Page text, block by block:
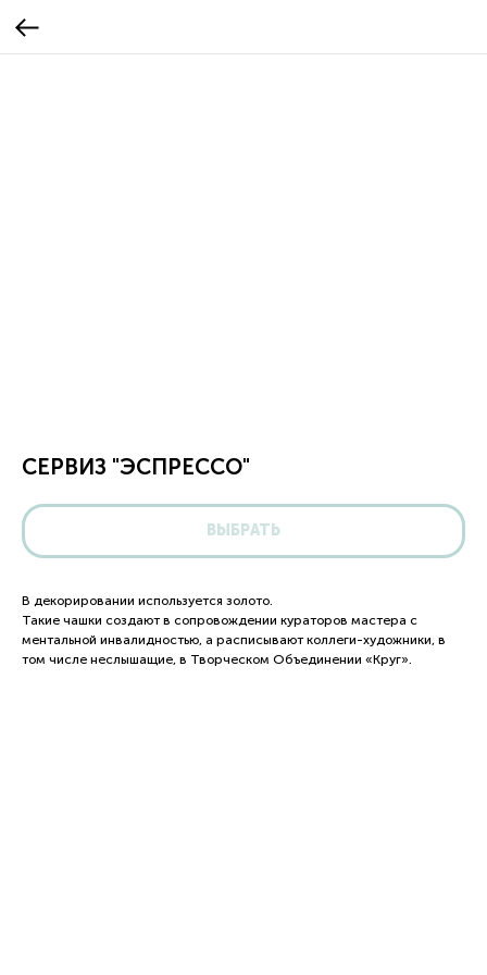
СЕРВИЗ "ЭСПРЕССО"
ВЫБРАТЬ
В декорировании используется золото.
Такие чашки создают в сопровождении кураторов мастера с
ментальной инвалидностью, а расписывают коллеги-художники, в
том числе неслышащие, в Творческом Объединении «Круг».